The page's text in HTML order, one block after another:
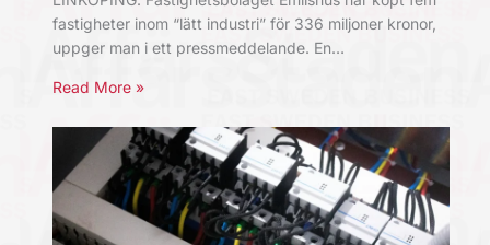
fastigheter inom “lätt industri” för 336 miljoner kronor,
uppger man i ett pressmeddelande. En…
Read More »